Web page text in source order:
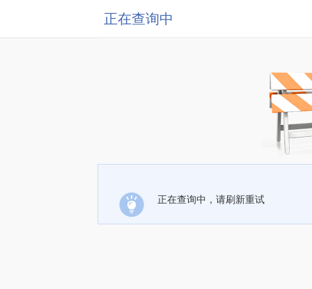
正在查询中
正在查询中，请刷新重试